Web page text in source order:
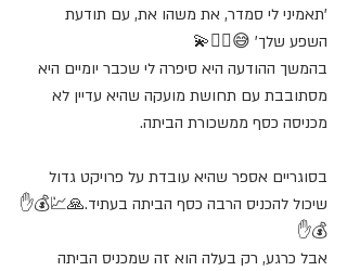
'תאמיני לי סמדר, את משהו את, עם תודעת
השפע שלך' 😅🤷‍♀️💫
בהמשך ההודעה היא סיפרה לי שכבר יומיים היא
מסתובבת עם תחושת מועקה שהיא עדיין לא
מכניסה כסף ממשכורת הביתה.
בסוגריים אספר שהיא עובדת על פרויקט גדול
שיכול להכניס הרבה כסף הביתה בעתיד.🙏💹💰✋
💰✋
אבל כרגע, רק בעלה הוא זה שמכניס הביתה